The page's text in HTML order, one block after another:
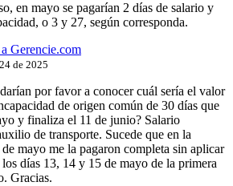
en mayo se pagarían 2 días de salario y
o 3 y 27, según corresponda.
Gerencie.com
de 2025
por favor a conocer cuál sería el valor
de origen común de 30 días que
y finaliza el 11 de junio? Salario
de transporte. Sucede que en la
mayo me la pagaron completa sin aplicar
días 13, 14 y 15 de mayo de la primera
Gracias.